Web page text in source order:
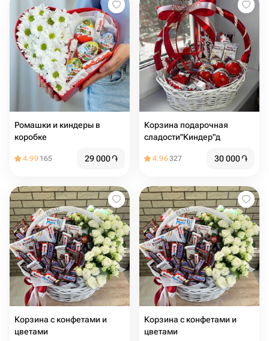
Ромашки и киндеры в
коробке
4.99 165 29 000֏
Корзина подарочная
сладости"Киндер"д
4.96327 30 000֏
Корзина с конфетами и
цветами
Корзина с конфетами и
цветами